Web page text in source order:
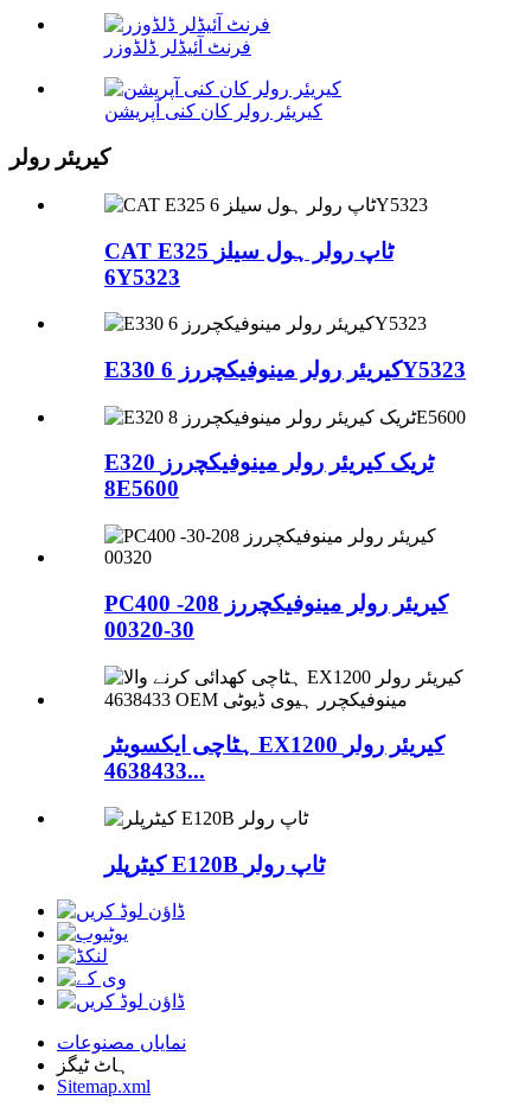
فرنٹ آئیڈلر ڈلڈوزر
کیریئر رولر کان کنی آپریشن
کیریئر رولر
CAT E325 ٹاپ رولر ہول سیلز
6Y5323
E330 کیریئر رولر مینوفیکچررز 6Y5323
E320 ٹریک کیریئر رولر مینوفیکچررز
8E5600
PC400 کیریئر رولر مینوفیکچررز 208-
30-00320
ہٹاچی ایکسویٹر EX1200 کیریئر رولر
4638433...
کیٹرپلر E120B ٹاپ رولر
نمایاں مصنوعات
ہاٹ ٹیگز
Sitemap.xml